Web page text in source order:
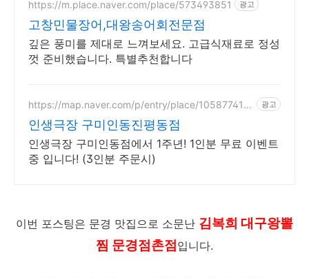
https://m.place.naver.com/place/573493851 광고
고창민물장어,대왕송어회전문점
깊은 풍미를 제대로 느껴보세요. 고급식재료로 정성
껏 준비했습니다. 특별추천합니다
https://map.naver.com/p/entry/place/105877418
광고
인생극장 구미인동진평동점
인생극장 구미인동점에서 1주년! 1인분 무료 이벤트
중 입니다! (3인분 주문시)
이번 포스팅은 문경 맛집으로 소문난 김복희 대구왕뽈
찜 문경점촌점 입니다.